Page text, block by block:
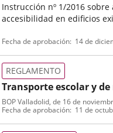
Instrucción nº 1/2016
accesibilidad en edificios
de
normativa
boletin
Fecha de aprobación 14 de
Transporte escolar y
Tipo
de
normativa
REGLAMENTO
Referencia
boletin
BOP Valladolid, de 16 de
Fecha de aprobación 11 de